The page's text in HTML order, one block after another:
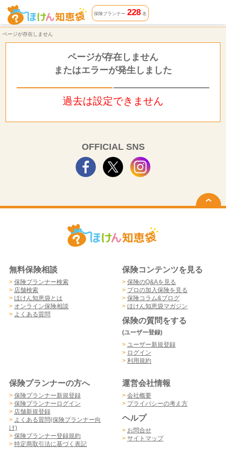
ページが存在しません | ほけん知恵袋
保険プランナー 228名
ページが存在しません
ページが存在しません
またはエラーが発生しました
過去は設定できません
OFFICIAL SNS
無料保険相談
> 保険プランナー検索
> 店舗検索
> ほけん知恵袋とは
> オンライン保険相談
> よくある質問
保険コンテンツを見る
> 保険のQ&Aを見る
> プロの加入保険を見る
> 保険コラム&ブログ
> ほけん知恵袋マガジン
保険の質問をする
(ユーザー登録)
> ユーザー新規登録
> ログイン
> 利用規約
保険プランナーの方へ
> 保険プランナー新規登録
> 保険プランナーログイン
> 店舗新規登録
> よくある質問(保険プランナー向
け)
> 保険プランナー登録規約
> 特定商取引法に基づく表記
運営会社情報
> 会社概要
> プライバシーの考え方
ヘルプ
> お問合せ
> サイトマップ